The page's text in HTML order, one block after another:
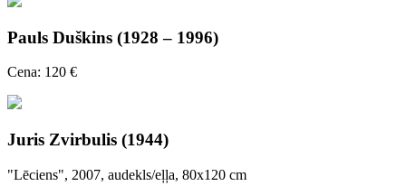
Pauls Duškins (1928 – 1996)
Cena: 120 €
Juris Zvirbulis (1944)
"Lēciens", 2007, audekls/eļļa, 80x120 cm